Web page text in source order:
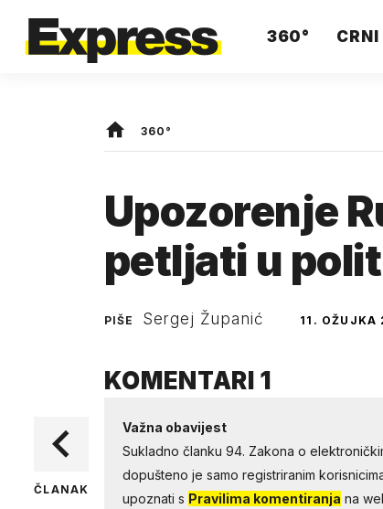
360°
360°
Upozorenje
petljati u
PIŠE Sergej Županić 11. OŽUJKA
ČLANAK
KOMENTARI 1
Važna obavijest
Sukladno članku 94. Zakona o
dopušteno je samo registriranim
upoznati s Pravilima komentiranja na